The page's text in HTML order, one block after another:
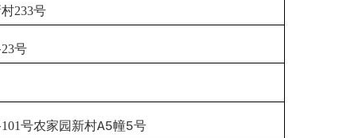
233号
23号
101号农家园新村A5幢5号